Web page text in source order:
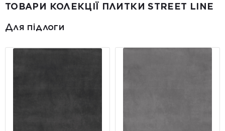
ТОВАРИ КОЛЕКЦІЇ ПЛИТКИ STREET LINE
Для підлоги